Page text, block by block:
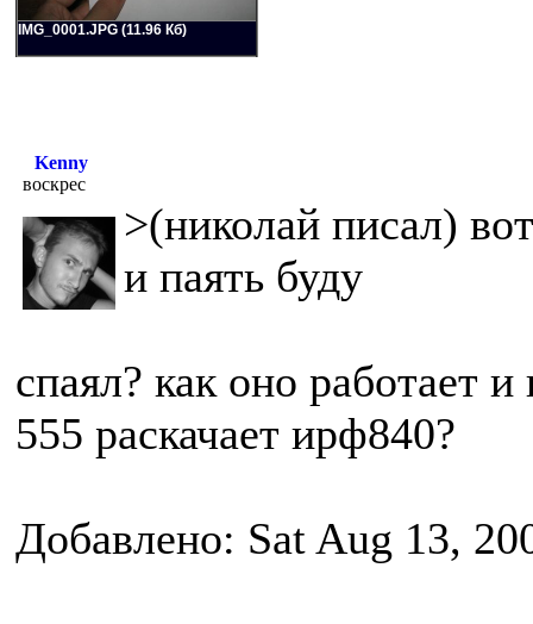
IMG_0001.JPG (11.96 Кб)
Kenny
воскрес
>(николай писал)
и паять буду
спаял? как оно работает и
555 раскачает ирф840?
Добавлено: Sat Aug 13,